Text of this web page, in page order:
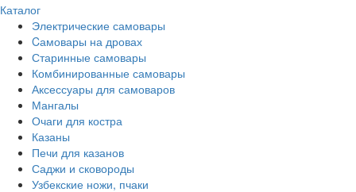
Каталог
Электрические самовары
Cамовары на дровах
Старинные самовары
Комбинированные самовары
Аксессуары для самоваров
Мангалы
Очаги для костра
Казаны
Печи для казанов
Саджи и сковороды
Узбекские ножи, пчаки